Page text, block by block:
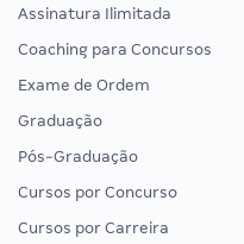
Assinatura Ilimitada
Coaching para Concursos
Exame de Ordem
Graduação
Pós-Graduação
Cursos por Concurso
Cursos por Carreira